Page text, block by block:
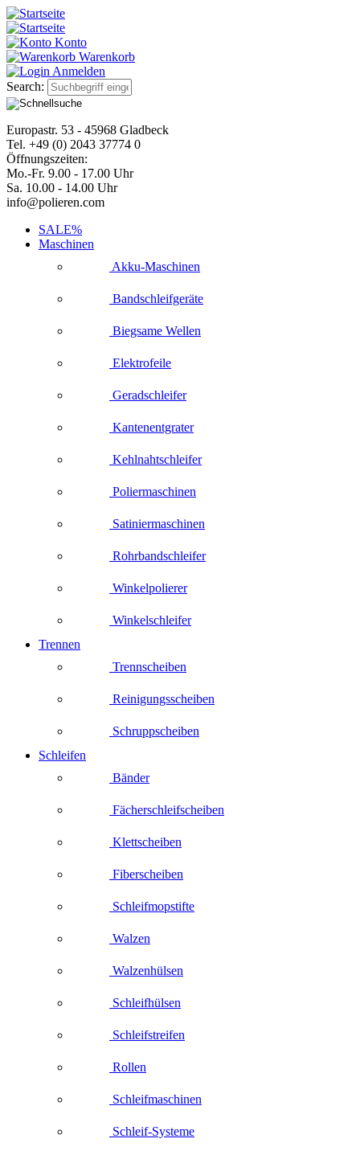
Konto
Warenkorb
Anmelden
Search:
Europastr. 53 - 45968 Gladbeck
Tel. +49 (0) 2043 37774 0
Öffnungszeiten:
Mo.-Fr. 9.00 - 17.00 Uhr
Sa. 10.00 - 14.00 Uhr
info@polieren.com
SALE%
Maschinen
Akku-Maschinen
Bandschleifgeräte
Biegsame Wellen
Elektrofeile
Geradschleifer
Kantenentgrater
Kehlnahtschleifer
Poliermaschinen
Satiniermaschinen
Rohrbandschleifer
Winkelpolierer
Winkelschleifer
Trennen
Trennscheiben
Reinigungsscheiben
Schruppscheiben
Schleifen
Bänder
Fächerschleifscheiben
Klettscheiben
Fiberscheiben
Schleifmopstifte
Walzen
Walzenhülsen
Schleifhülsen
Schleifstreifen
Rollen
Schleifmaschinen
Schleif-Systeme